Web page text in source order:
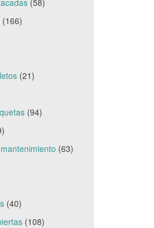
(58)
(166)
(21)
(94)
(63)
(40)
(108)